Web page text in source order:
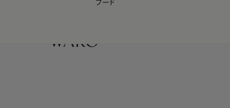
【会員様限定】夏のプレゼントキャンペーン開催中
フード